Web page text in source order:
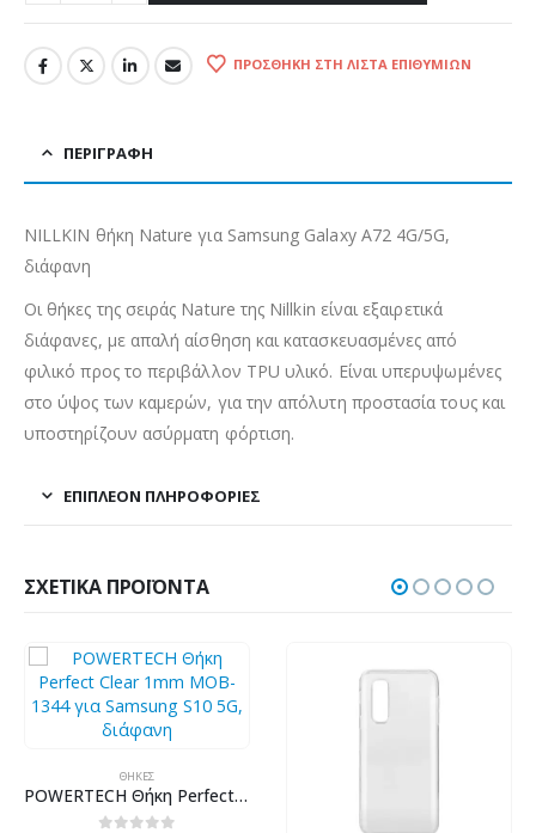
ΠΡΟΣΘΉΚΗ ΣΤΗ ΛΊΣΤΑ ΕΠΙΘΥΜΙΏΝ
ΠΕΡΙΓΡΑΦΉ
NILLKIN θήκη Nature για Samsung Galaxy A72 4G/5G,
διάφανη
Οι θήκες της σειράς Nature της Nillkin είναι εξαιρετικά
διάφανες, με απαλή αίσθηση και κατασκευασμένες από
φιλικό προς το περιβάλλον TPU υλικό. Είναι υπερυψωμένες
στο ύψος των καμερών, για την απόλυτη προστασία τους και
υποστηρίζουν ασύρματη φόρτιση.
ΕΠΙΠΛΈΟΝ ΠΛΗΡΟΦΟΡΊΕΣ
ΣΧΕΤΙΚΆ ΠΡΟΪΌΝΤΑ
ΘΉΚΕΣ
POWERTECH Θήκη Perfect Clear 1mm MOB-1344 για Samsung S10 5G, διάφανη